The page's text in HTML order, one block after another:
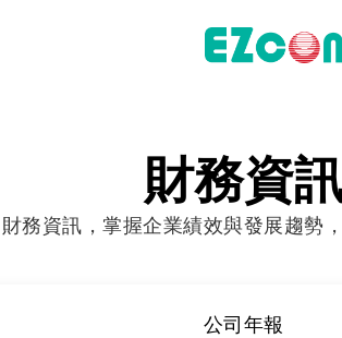
投資人專區
財務資訊
股東專區
財務資
務資訊，掌握企業績效與發展趨勢
公司年報